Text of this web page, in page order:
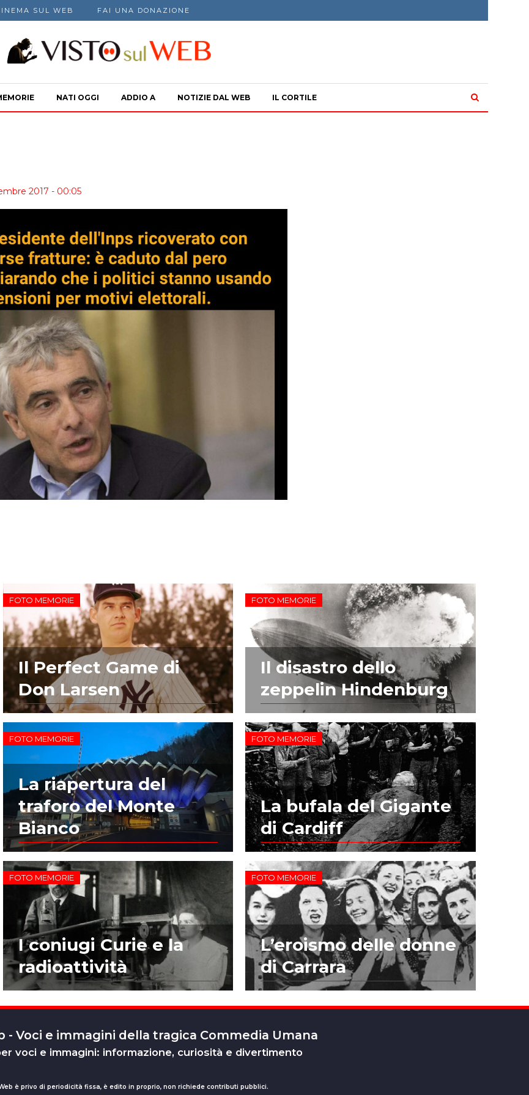
SUL WEB FAI UNA DONAZIONE
NATI OGGI ADDIO A NOTIZIE DAL WEB IL CORTILE
2017 - 00:05
FOTO MEMORIE
Il Perfect Game di
Don Larsen
FOTO MEMORIE
Il disastro dello
zeppelin Hindenburg
FOTO MEMORIE
La riapertura del
traforo del Monte
Bianco
FOTO MEMORIE
La bufala del Gigante
di Cardiff
FOTO MEMORIE
I coniugi Curie e la
radioattività
FOTO MEMORIE
L’eroismo delle donne
di Carrara
- Voci e immagini della tragica Commedia Umana
voci e immagini: informazione, curiosità e divertimento
è privo di periodicità fissa, è edito in proprio, non richiede contributi pubblici.